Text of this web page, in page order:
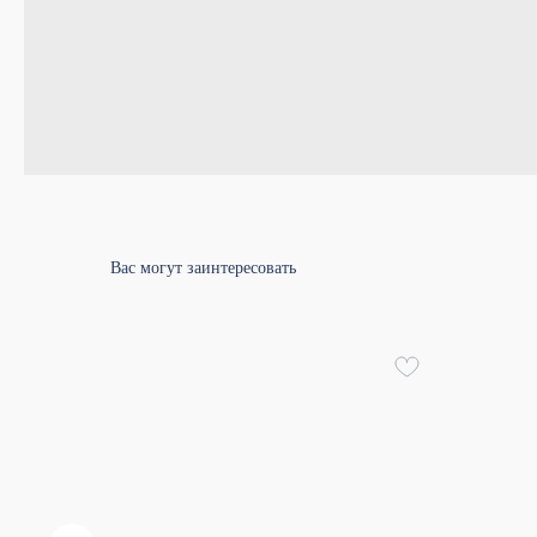
Вас могут заинтересовать